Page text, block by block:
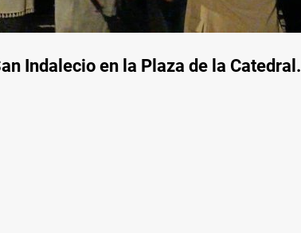
Indalecio en la Plaza de la Catedral.